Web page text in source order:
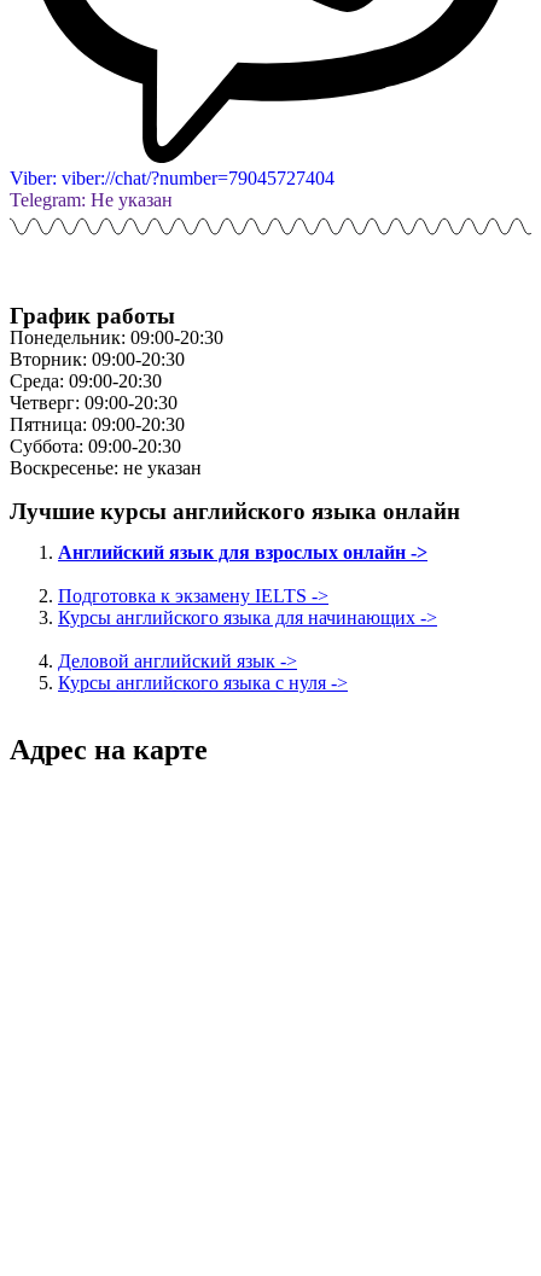
Viber: viber://chat/?number=79045727404
Telegram: Не указан
График работы
Понедельник: 09:00-20:30
Вторник: 09:00-20:30
Среда: 09:00-20:30
Четверг: 09:00-20:30
Пятница: 09:00-20:30
Суббота: 09:00-20:30
Воскресенье: не указан
Лучшие курсы английского языка онлайн
Английский язык для взрослых онлайн ->
Подготовка к экзамену IELTS ->
Курсы английского языка для начинающих ->
Деловой английский язык ->
Курсы английского языка с нуля ->
Адрес на карте